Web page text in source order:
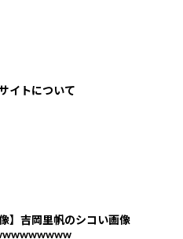
イトについて
像】吉岡里帆のシコい画像